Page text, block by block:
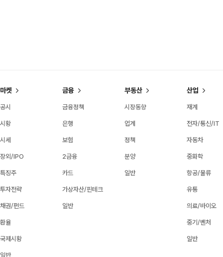
마켓
공시
시황
시세
장외/IPO
특징주
투자전략
채권/펀드
환율
국제시황
일반
금융
금융정책
은행
보험
2금융
카드
가상자산/핀테크
일반
부동산
시장동향
업계
정책
분양
일반
산업
재계
전자/통신/IT
자동차
중화학
항공/물류
유통
의료/바이오
중기/벤처
일반